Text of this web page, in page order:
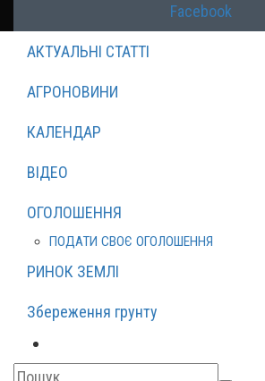
Facebook
АКТУАЛЬНІ СТАТТІ
АГРОНОВИНИ
КАЛЕНДАР
ВІДЕО
ОГОЛОШЕННЯ
ПОДАТИ СВОЄ ОГОЛОШЕННЯ
РИНОК ЗЕМЛІ
Збереження грунту